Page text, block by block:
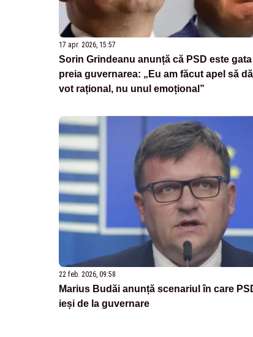
17 apr. 2026, 15:57
Sorin Grindeanu anunță că PSD este
preia guvernarea: „Eu am făcut apel să
vot rațional, nu unul emoțional”
22 feb. 2026, 09:58
Marius Budăi anunță scenariul în care
ieși de la guvernare